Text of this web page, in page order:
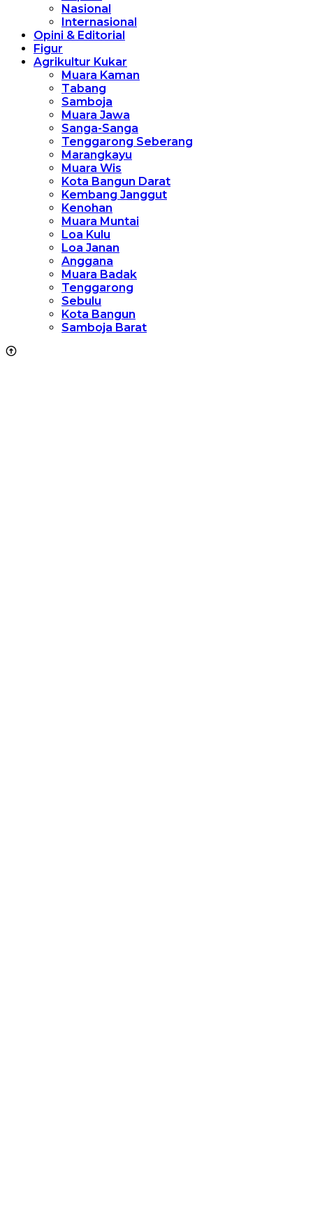
Nasional
Internasional
Opini & Editorial
Figur
Agrikultur Kukar
Muara Kaman
Tabang
Samboja
Muara Jawa
Sanga-Sanga
Tenggarong Seberang
Marangkayu
Muara Wis
Kota Bangun Darat
Kembang Janggut
Kenohan
Muara Muntai
Loa Kulu
Loa Janan
Anggana
Muara Badak
Tenggarong
Sebulu
Kota Bangun
Samboja Barat